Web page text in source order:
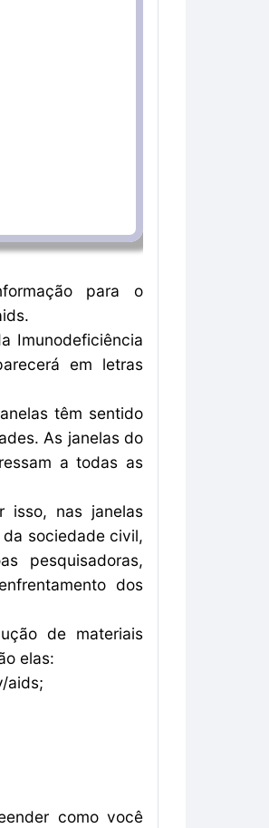
para o
Imunodeficiência
em letras
têm sentido
As janelas do
a todas as
isso, nas janelas
sociedade civil,
pesquisadoras,
dos
de materiais
elas:
aids;
como você